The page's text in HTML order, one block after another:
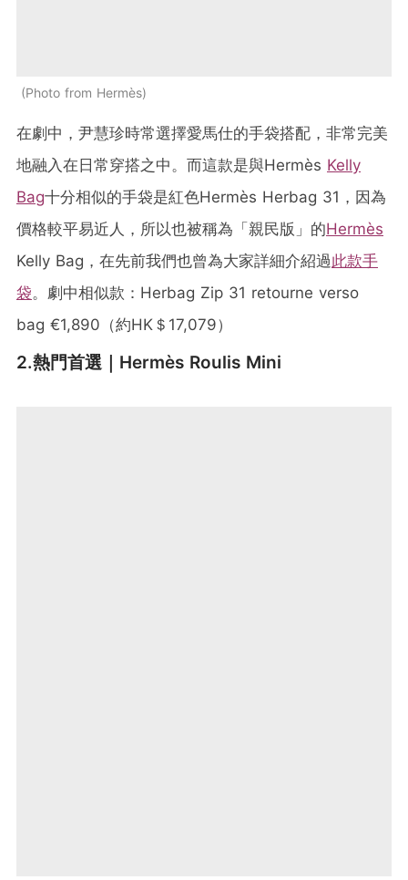
Photo from Hermès
在劇中，尹慧珍時常選擇愛馬仕的手袋搭配，非常完美
地融入在日常穿搭之中。而這款是與Hermès Kelly
Bag十分相似的手袋是紅色Hermès Herbag 31，因為
價格較平易近人，所以也被稱為「親民版」的Hermès
Kelly Bag，在先前我們也曾為大家詳細介紹過此款手
袋。劇中相似款：Herbag Zip 31 retourne verso
bag €1,890（約HK＄17,079）
2.熱門首選｜Hermès Roulis Mini